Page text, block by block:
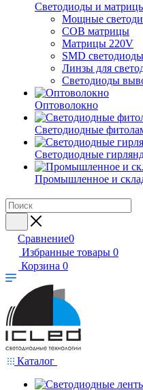
Светодиоды и
Мощные
COB матрицы
Матрицы 220V
SMD светодиоды
Линзы для
Светодиоды
Оптоволокно
Светодиодные
Светодиодные
Промышленное и
Сравнение0
Избранные товары 0
Корзина 0
Каталог